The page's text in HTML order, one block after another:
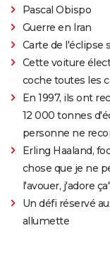
Pascal Obispo
Guerre en Iran
Carte de l'éclipse
Cette voiture
coche toutes les
En 1997, ils ont
12 000 tonnes
personne ne
Erling Haaland,
chose que je ne
l'avouer, j'adore ça"
Un défi réservé
allumette